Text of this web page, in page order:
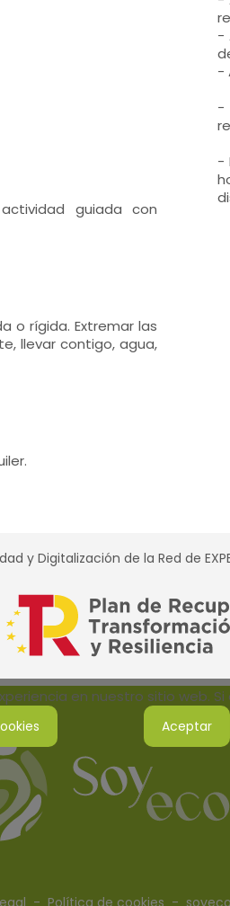
guiada con
o rígida. Extremar las
llevar contigo, agua,
-
-
-
-
y Digitalización de la Red de
- Política de cookies -
en nuestro sitio web.
Aceptar